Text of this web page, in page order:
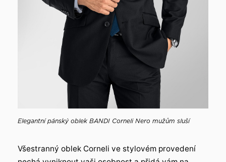
Elegantní pánský oblek BANDI Corneli Nero mužům sluší
Všestranný oblek Corneli ve stylovém provedení